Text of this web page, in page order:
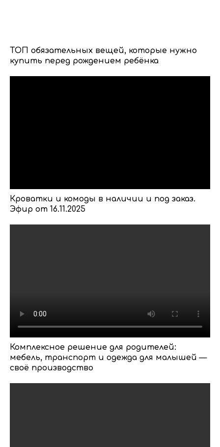
ТОП обязательных вещей, которые нужно
купить перед рождением ребёнка
Кроватки и комоды в наличии и под заказ.
Эфир от 16.11.2025
Комплексное решение для родителей:
мебель, транспорт и одежда для малышей —
своё производство